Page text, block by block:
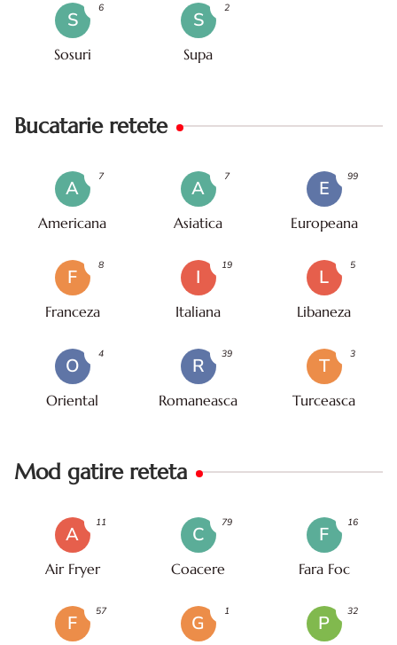
S
Sosuri
6
S
Supa
2
Bucatarie retete
A
Americana
7
A
Asiatica
7
E
Europeana
99
F
Franceza
8
I
Italiana
19
L
Libaneza
5
O
Oriental
4
R
Romaneasca
39
T
Turceasca
3
Mod gatire reteta
A
Air Fryer
11
C
Coacere
79
F
Fara Foc
16
F
57
G
1
P
32